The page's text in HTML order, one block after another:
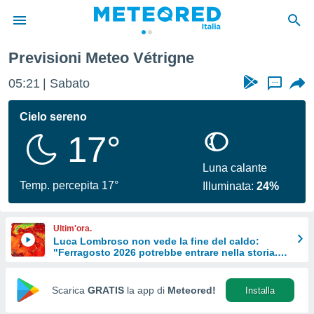
di
per
le
di
Web
Previsioni Meteo Vétrigne
05:21 Sabato ...
Cielo sereno
17°
Temp. percepita 17°
Luna calante
Illuminata:24%
Ultim'ora.
Luca Lombroso non vede la fine del caldo:
"Ferragosto 2026 potrebbe entrare nella storia.
Scarica GRATIS la app di Meteored! Installa